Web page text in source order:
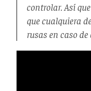
controlar. Así
que cualquiera
rusas en caso